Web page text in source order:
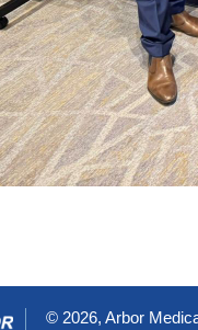
© 2026, Arbor